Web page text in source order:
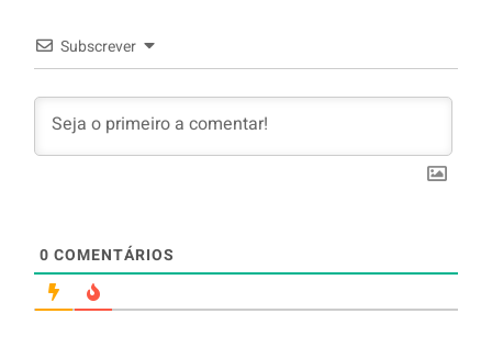
Subscrever
0 COMENTÁRIOS